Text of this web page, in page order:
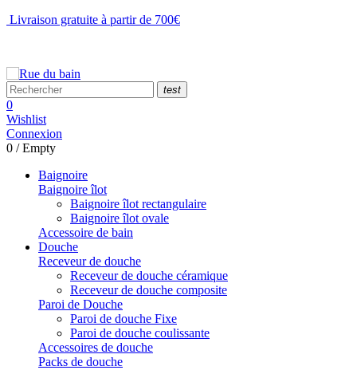
Livraison gratuite à partir de 700€
test
0
Wishlist
Connexion
0 /Empty
Baignoire
Baignoire îlot
Baignoire îlot rectangulaire
Baignoire îlot ovale
Accessoire de bain
Douche
Receveur de douche
Receveur de douche céramique
Receveur de douche composite
Paroi de Douche
Paroi de douche Fixe
Paroi de douche coulissante
Accessoires de douche
Packs de douche